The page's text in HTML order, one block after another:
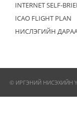
INTERNET SELF-
ICAO FLIGHT PLAN
НИСЛЭГИЙН
© ИРГЭНИЙ НИСЭХИЙН